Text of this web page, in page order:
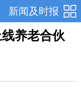
新闻及时报
养老合伙